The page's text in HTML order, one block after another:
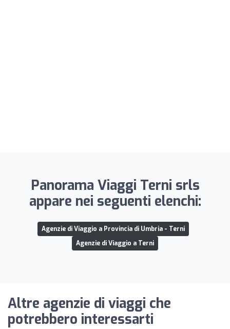
Panorama Viaggi Terni srls
appare nei seguenti elenchi:
Agenzie di Viaggio a Provincia di Umbria - Terni
Agenzie di Viaggio a Terni
Altre agenzie di viaggi che
potrebbero interessarti